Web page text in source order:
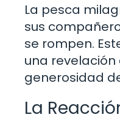
La pesca
sus
se rompen.
una
generosidad
La